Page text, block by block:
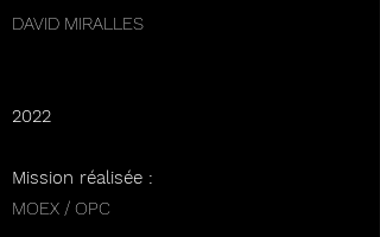
DAVID MIRALLES
2022
Mission réalisée :
MOEX / OPC